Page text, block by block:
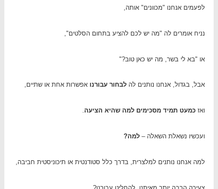
לפעמים אנחנו "מכוונים" אותה,
נניח אומרים לה "מה יש לכם להציע בתחום הסלטים",
או "בא לי בשר, מה יש כאן טוב?"
אבל, בגדול, אנחנו נותנים להלבחור עבורנו אפשרות אחת או שתיים,
ואזכמעט תמיד מסכימים למה שהיא הציעה.
ועכשיו נשאלת השאלה –למה?
למה אנחנו נותנים למלצרית, בדרך כלל סטודנטית או תיכוניסטית חביבה,